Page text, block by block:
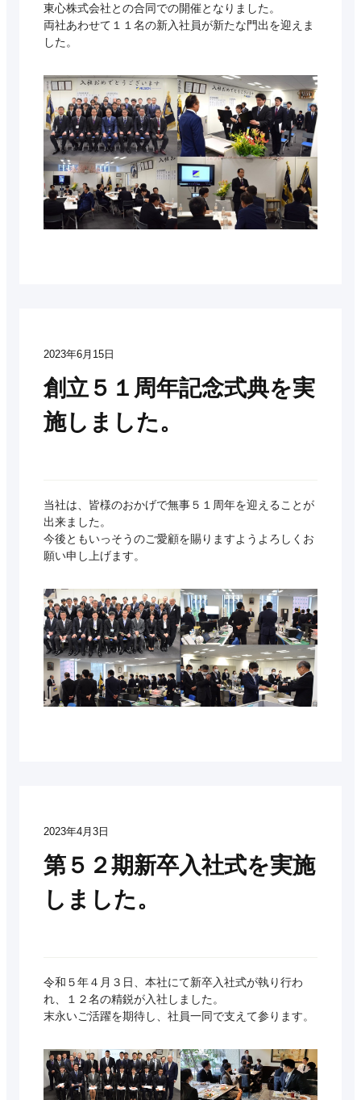
東心株式会社との合同での開催となりました。
両社あわせて１１名の新入社員が新たな門出を迎えま
した。
2023年6月15日
創立５１周年記念式典を実
施しました。
当社は、皆様のおかげで無事５１周年を迎えることが
出来ました。
今後ともいっそうのご愛顧を賜りますようよろしくお
願い申し上げます。
2023年4月3日
第５２期新卒入社式を実施
しました。
令和５年４月３日、本社にて新卒入社式が執り行わ
れ、１２名の精鋭が入社しました。
末永いご活躍を期待し、社員一同で支えて参ります。